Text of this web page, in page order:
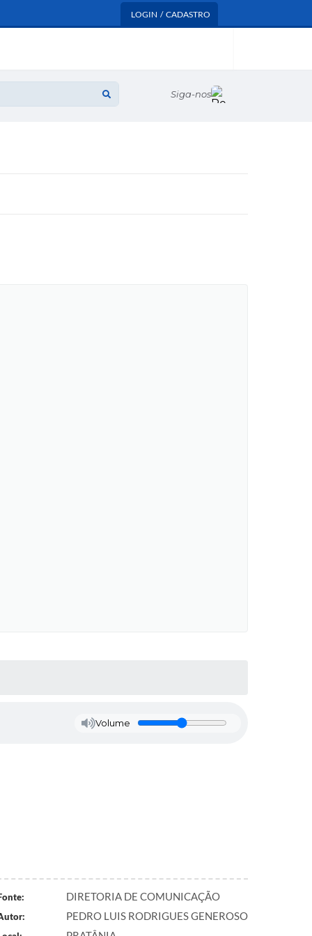
LOGIN / CADASTRO
Siga-nos
Volume
DIRETORIA DE COMUNICAÇÃO
PEDRO LUIS RODRIGUES GENEROSO